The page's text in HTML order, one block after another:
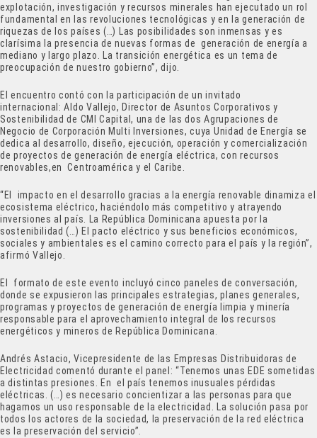
explotación, investigación y recursos minerales han ejecutado un rol
fundamental en las revoluciones tecnológicas y en la generación de
riquezas de los países (…) Las posibilidades son inmensas y es
clarísima la presencia de nuevas formas de generación de energía a
mediano y largo plazo. La transición energética es un tema de
preocupación de nuestro gobierno”, dijo.
El encuentro contó con la participación de un invitado
internacional: Aldo Vallejo, Director de Asuntos Corporativos y
Sostenibilidad de CMI Capital, una de las dos Agrupaciones de
Negocio de Corporación Multi Inversiones, cuya Unidad de Energía se
dedica al desarrollo, diseño, ejecución, operación y comercialización
de proyectos de generación de energía eléctrica, con recursos
renovables,en Centroamérica y el Caribe.
“El impacto en el desarrollo gracias a la energía renovable dinamiza el
ecosistema eléctrico, haciéndolo más competitivo y atrayendo
inversiones al país. La República Dominicana apuesta por la
sostenibilidad (…) El pacto eléctrico y sus beneficios económicos,
sociales y ambientales es el camino correcto para el país y la región”,
afirmó Vallejo.
El formato de este evento incluyó cinco paneles de conversación,
donde se expusieron las principales estrategias, planes generales,
programas y proyectos de generación de energía limpia y minería
responsable para el aprovechamiento integral de los recursos
energéticos y mineros de República Dominicana.
Andrés Astacio, Vicepresidente de las Empresas Distribuidoras de
Electricidad comentó durante el panel: “Tenemos unas EDE sometidas
a distintas presiones. En el país tenemos inusuales pérdidas
eléctricas. (…) es necesario concientizar a las personas para que
hagamos un uso responsable de la electricidad. La solución pasa por
todos los actores de la sociedad, la preservación de la red eléctrica
es la preservación del servicio”.